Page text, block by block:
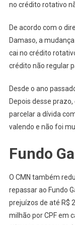
no crédito rotativo
De acordo com o
Damaso, a
cai no crédito
crédito não regular
Desde o ano
Depois desse
parcelar a dívida
valendo e não foi
Fundo
O CMN também
repassar ao Fundo
prejuízos de até R$
milhão por CPF em